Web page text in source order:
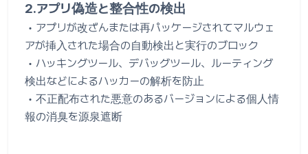
2.アプリ偽造と整合性の検出
• アプリが改ざんまたは再パッケージされてマルウェ
アが挿入された場合の自動検出と実行のブロック
• ハッキングツール、デバッグツール、ルーティング
検出などによるハッカーの解析を防止
• 不正配布された悪意のあるバージョンによる個人情
報の消臭を源泉遮断